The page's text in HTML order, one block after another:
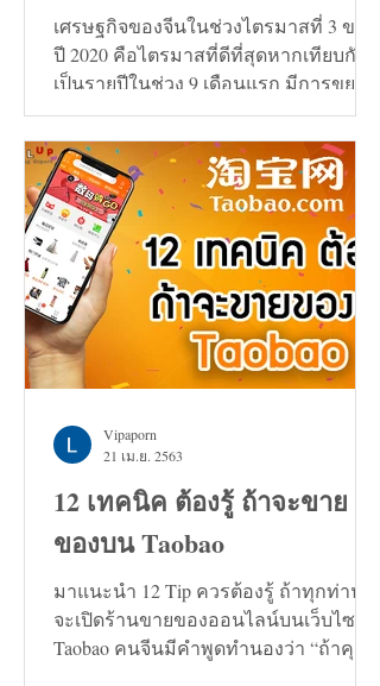
เศรษฐกิจของจีนในช่วงไตรมาสที่ 3 ของ
ปี 2020 คือไตรมาสที่ดีที่สุดหากเทียบกัน
เป็นรายปีในช่วง 9 เดือนแรก มีการขยาย
ตัวเพิ่มขึ้น 0.7%
12 เทคนิค ต้องรู้ ถ้าจะขาย
ของบน Taobao
มาแนะนำ 12 Tip ควรต้องรู้ ถ้าทุกท่าน
จะเปิดร้านขายของออนไลน์บนเว็บไซต์
Taobao คนจีนมีคำพูดทำนองว่า “ถ้าคุณ
Vipaporn
21 เม.ย. 2563